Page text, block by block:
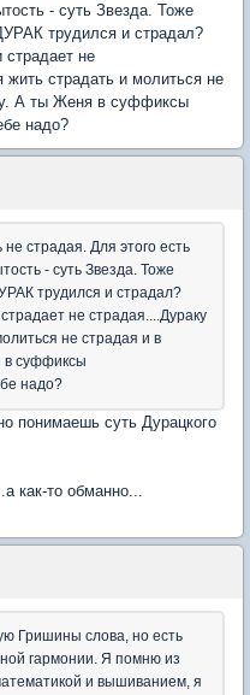
- суть Звезда. Тоже
трудился и страдал?
не
жить страдать и молиться не
А ты Женя в суффиксы
надо?
страдая. Для этого есть
- суть Звезда. Тоже
трудился и страдал?
не страдая....Дураку
не страдая и в
в суффиксы
надо?
понимаешь суть Дурацкого
как-то обманно...
Гришины слова, но есть
гармонии. Я помню из
и вышиванием, я